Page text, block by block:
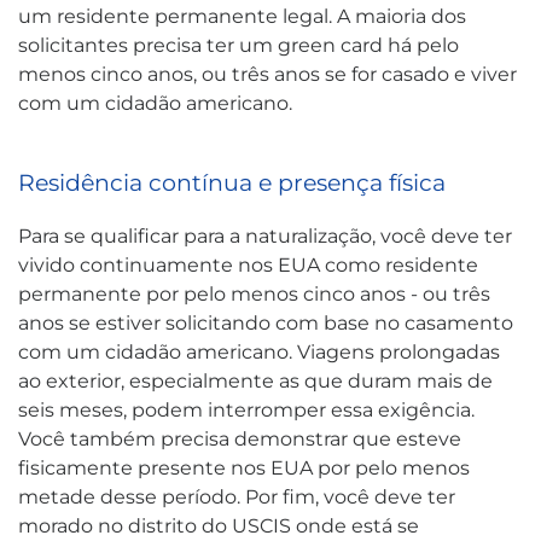
um residente permanente legal. A maioria dos
solicitantes precisa ter um green card há pelo
menos cinco anos, ou três anos se for casado e viver
com um cidadão americano.
Residência contínua e presença física
Para se qualificar para a naturalização, você deve ter
vivido continuamente nos EUA como residente
permanente por pelo menos cinco anos - ou três
anos se estiver solicitando com base no casamento
com um cidadão americano. Viagens prolongadas
ao exterior, especialmente as que duram mais de
seis meses, podem interromper essa exigência.
Você também precisa demonstrar que esteve
fisicamente presente nos EUA por pelo menos
metade desse período. Por fim, você deve ter
morado no distrito do USCIS onde está se